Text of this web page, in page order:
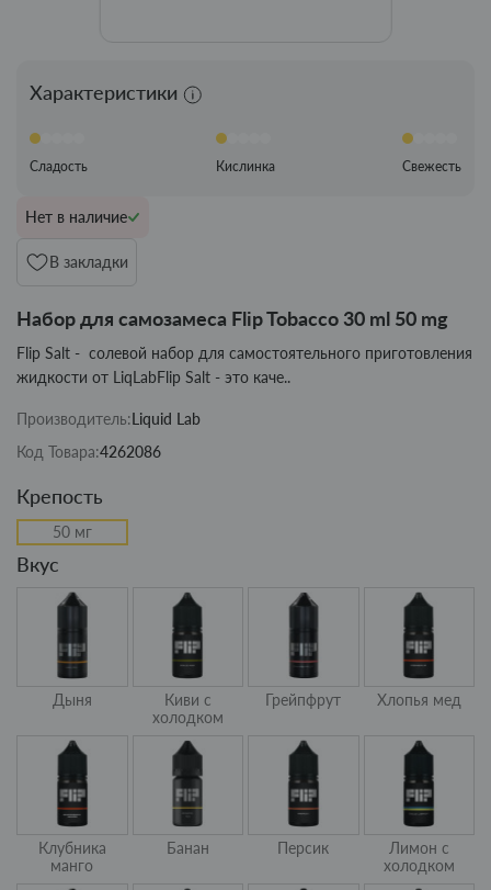
Характеристики
Сладость Кислинка Свежесть
Нет в наличие
В закладки
Набор для самозамеса Flip Tobacco 30 ml 50 mg
Flip Salt - солевой набор для самостоятельного приготовления
жидкости от LiqLabFlip Salt - это каче..
Производитель:Liquid Lab
Код Товара:4262086
Крепость
50 мг
Вкус
Дыня
Киви с
холодком
Грейпфрут Хлопья мед
Клубника
манго
Банан Персик
Лимон с
холодком